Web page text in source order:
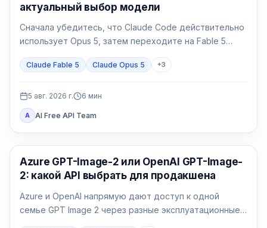
актуальный выбор модели
Сначала убедитесь, что Claude Code действительно
использует Opus 5, затем переходите на Fable 5
Claude Fable 5 Claude Opus 5 +3
5 авг. 2026 г. 6 мин
A AI Free API Team
Генерация изображений ИИ
Azure GPT-Image-2 или OpenAI GPT-Image-
2: какой API выбрать для продакшена
Azure и OpenAI напрямую дают доступ к одной
семье GPT Image 2 через разные эксплуатационные